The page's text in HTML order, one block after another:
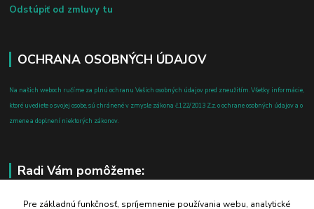
Odstúpiť od zmluvy tu
OCHRANA OSOBNÝCH ÚDAJOV
Na našich weboch ručíme za plnú ochranu Vašich osobných údajov pred zneužitím. Všetky informácie,
ktoré uvediete o svojej osobe, sú chránené v zmysle zákona č.122/2013 Z.z. o ochrane osobných údajov a o
zmene a doplnení niektorých zákonov.
Radi Vám pomôžeme:
+421 908 700 612
Pre základnú funkčnosť, spríjemnenie používania webu, analytické